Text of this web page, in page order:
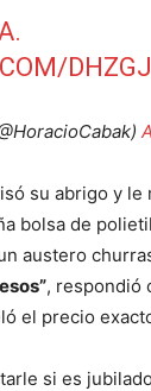
su abrigo y le
bolsa de
austero
, respondió
el precio
si es